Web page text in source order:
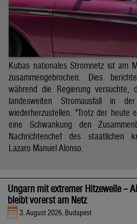
Kubas nationales Stromnetz ist am
zusammengebrochen. Dies
während die Regierung versuchte,
landesweiten Stromausfall in
wiederherzustellen. "Trotz der heute
eine Schwankung den
Nachrichtenchef des staatlichen
Lazaro Manuel Alonso.
Ungarn mit extremer Hitzewelle –
bleibt vorerst am Netz
3. August 2026, Budapest